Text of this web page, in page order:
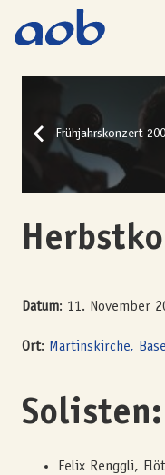
Frühjahrskonzert
Datum: 11. November
Ort: Martinskirche,
Solisten:
Felix Renggli,